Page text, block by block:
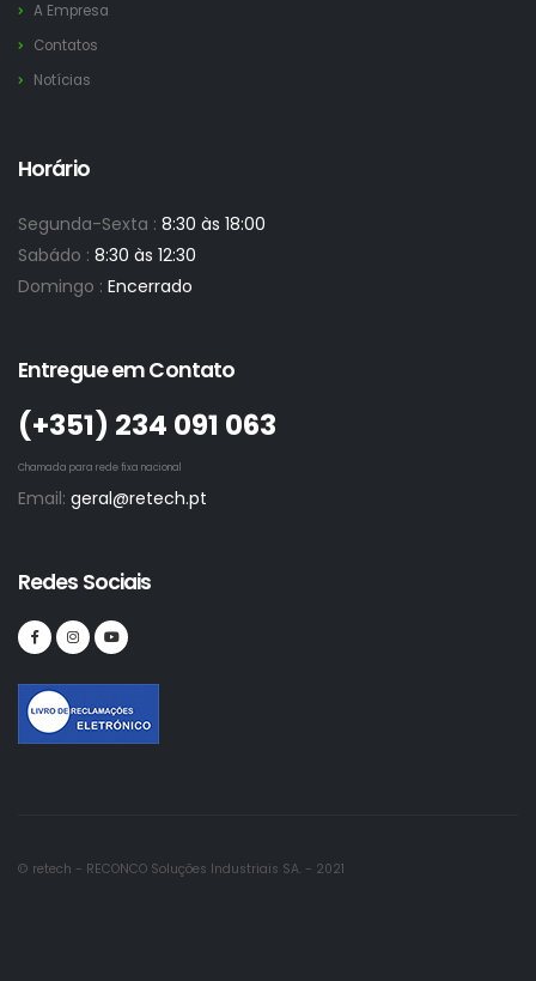
A Empresa
Contatos
Notícias
Horário
Segunda-Sexta : 8:30 às 18:00
Sabádo : 8:30 às 12:30
Domingo : Encerrado
Entregue em Contato
(+351)­ 234 091 063
Chamada para rede fixa nacional
Email: geral@retech.pt
Redes Sociais
© retech - RECONCO Soluções Industriais SA. - 2021